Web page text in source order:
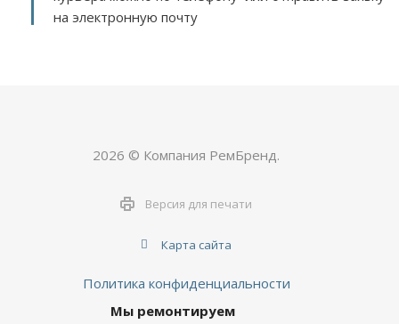
на электронную почту
2026 © Компания РемБренд.
Версия для печати
Карта сайта
Политика конфиденциальности
Мы ремонтируем